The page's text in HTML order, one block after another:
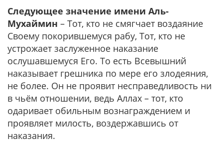
Следующее значение имени Аль-
Мухаймин – Тот, кто не смягчает воздаяние
Своему покорившемуся рабу, Тот, кто не
устрожает заслуженное наказание
ослушавшемуся Его. То есть Всевышний
наказывает грешника по мере его злодеяния,
не более. Он не проявит несправедливость ни
в чьём отношении, ведь Аллах – тот, кто
одаривает обильным вознаграждением и
проявляет милость, воздержавшись от
наказания.